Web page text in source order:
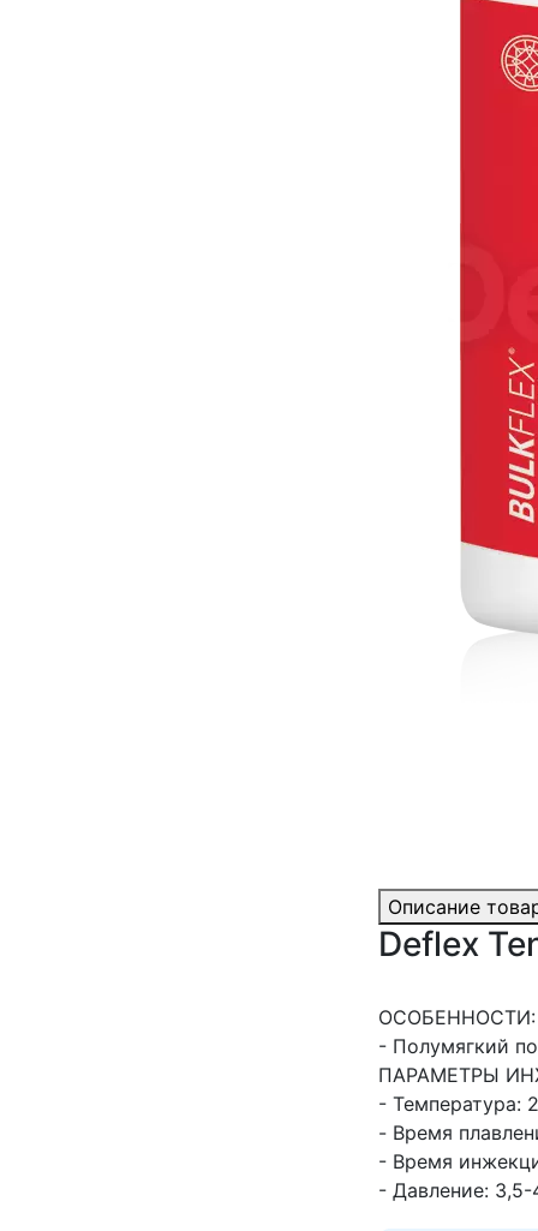
Описание
Deflex
ОСОБЕННОСТИ:
- Полумягкий
ПАРАМЕТРЫ
- Температура:
- Время
- Время
- Давление: